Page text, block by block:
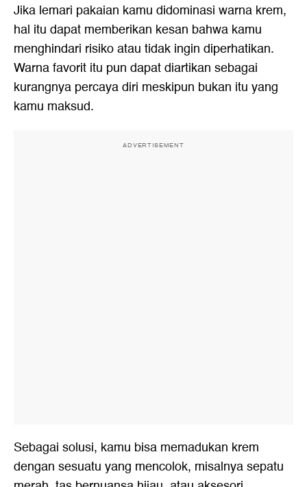
Jika lemari pakaian kamu didominasi warna krem,
hal itu dapat memberikan kesan bahwa kamu
menghindari risiko atau tidak ingin diperhatikan.
Warna favorit itu pun dapat diartikan sebagai
kurangnya percaya diri meskipun bukan itu yang
kamu maksud.
ADVERTISEMENT
Sebagai solusi, kamu bisa memadukan krem
dengan sesuatu yang mencolok, misalnya sepatu